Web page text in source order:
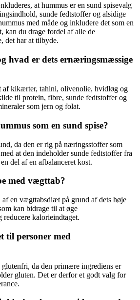
at hummus er en sund spisevalg
sunde fedtstoffer og alsidige
med måde og inkludere det som en
kan du drage fordel af alle de
det har at tilbyde.
hvad er dets ernæringsmæssige
af kikærter, tahini, olivenolie, hvidløg og
til protein, fibre, sunde fedtstoffer og
som jern og folat.
som en sund spise?
da den er rig på næringsstoffer som
at den indeholder sunde fedtstoffer fra
del af en afbalanceret kost.
med vægttab?
en vægttabsdiæt på grund af dets høje
kan bidrage til at øge
reducere kalorieindtaget.
til personer med
da den primære ingrediens er
gluten. Det er derfor et godt valg for